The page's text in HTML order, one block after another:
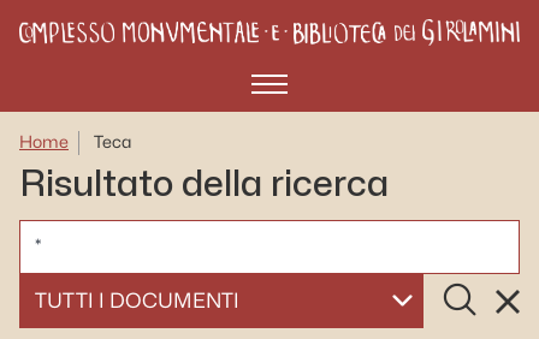
Menù
Home Teca
Risultato della ricerca
SELEZIONA UN DOCUMENTO
Cerca